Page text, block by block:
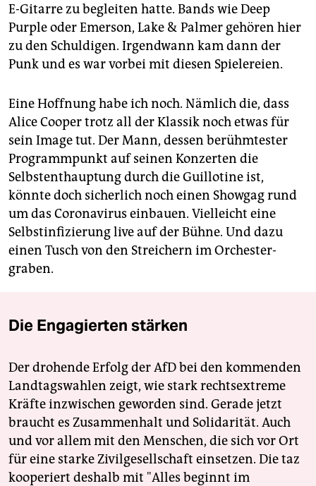
E-Gitarre zu begleiten hatte. Bands wie Deep
Purple oder Emerson, Lake & Palmer gehören hier
zu den Schuldigen. Irgendwann kam dann der
Punk und es war vorbei mit diesen Spielereien.
Eine Hoffnung habe ich noch. Nämlich die, dass
Alice Cooper trotz all der Klassik noch etwas für
sein Image tut. Der Mann, dessen berühmtester
Programmpunkt auf seinen Konzerten die
Selbstenthauptung durch die Guillotine ist,
könnte doch sicherlich noch einen Showgag rund
um das Coronavirus einbauen. Vielleicht eine
Selbstinfizierung live auf der Bühne. Und dazu
einen Tusch von den Streichern im Orchester­
graben.
Die Engagierten stärken
Der drohende Erfolg der AfD bei den kommenden
Landtagswahlen zeigt, wie stark rechtsextreme
Kräfte inzwischen geworden sind. Gerade jetzt
braucht es Zusammenhalt und Solidarität. Auch
und vor allem mit den Menschen, die sich vor Ort
für eine starke Zivilgesellschaft einsetzen. Die taz
kooperiert deshalb mit "Alles beginnt im